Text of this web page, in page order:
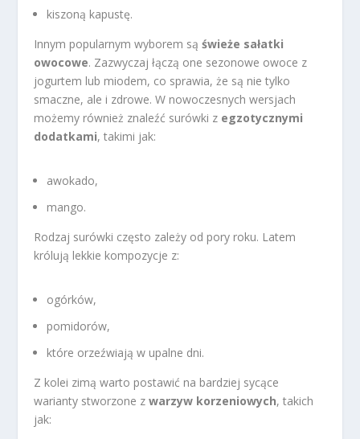
kiszoną kapustę.
Innym popularnym wyborem sąświeże sałatki
owocowe. Zazwyczaj łączą one sezonowe owoce z
jogurtem lub miodem, co sprawia, że są nie tylko
smaczne, ale i zdrowe. W nowoczesnych wersjach
możemy również znaleźć surówki z egzotycznymi
dodatkami, takimi jak:
awokado,
mango.
Rodzaj surówki często zależy od pory roku. Latem
królują lekkie kompozycje z:
ogórków,
pomidorów,
które orzeźwiają w upalne dni.
Z kolei zimą warto postawić na bardziej sycące
warianty stworzone zwarzyw korzeniowych, takich
jak: